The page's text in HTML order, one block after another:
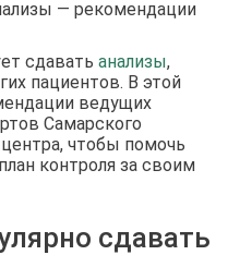
сдавать анализы,
пациентов. В этой
ведущих
Самарского
чтобы помочь
контроля за своим
сдавать